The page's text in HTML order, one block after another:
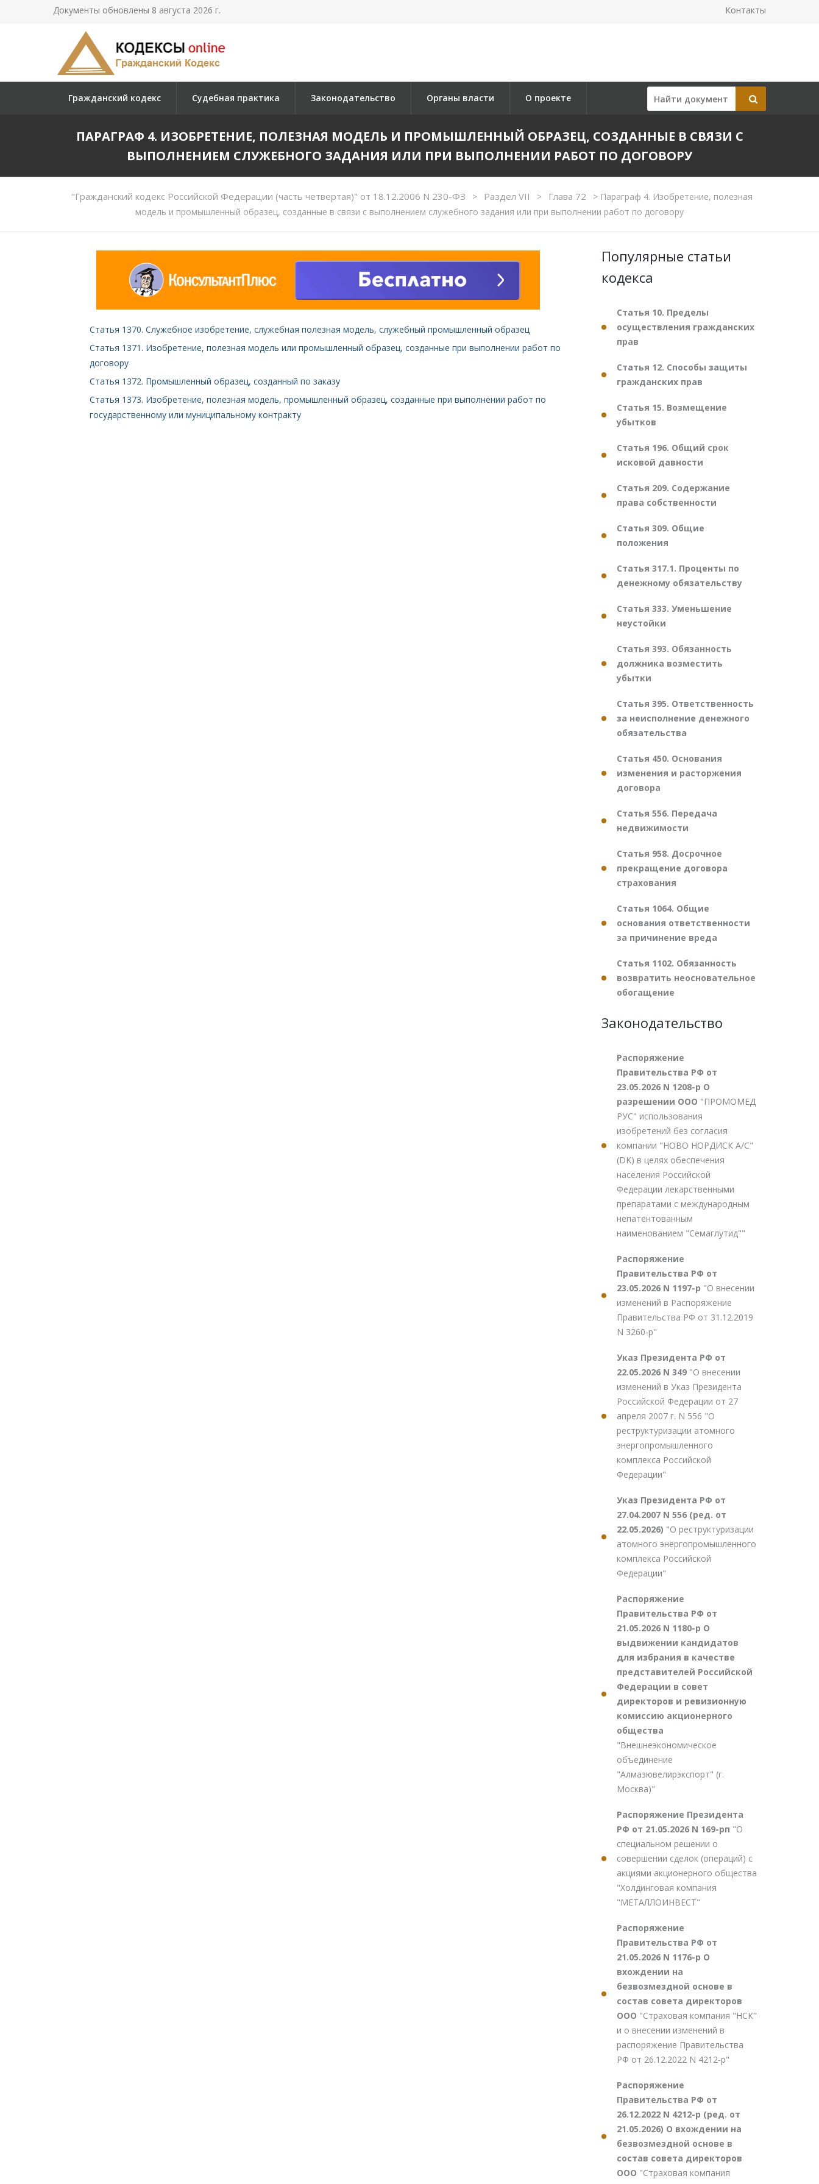
Документы обновлены 8 августа 2026 г. Контакты
Гражданский кодекс Судебная практика Законодательство Органы власти О проекте
ПАРАГРАФ 4. ИЗОБРЕТЕНИЕ, ПОЛЕЗНАЯ МОДЕЛЬ И ПРОМЫШЛЕННЫЙ ОБРАЗЕЦ, СОЗДАННЫЕ В СВЯЗИ С
ВЫПОЛНЕНИЕМ СЛУЖЕБНОГО ЗАДАНИЯ ИЛИ ПРИ ВЫПОЛНЕНИИ РАБОТ ПО ДОГОВОРУ
"Гражданский кодекс Российской Федерации (часть четвертая)" от 18.12.2006 N 230-ФЗ > Раздел VII > Глава 72 >Параграф 4. Изобретение, полезная
модель и промышленный образец, созданные в связи с выполнением служебного задания или при выполнении работ по договору
Статья 1370. Служебное изобретение, служебная полезная модель, служебный промышленный образец
Статья 1371. Изобретение, полезная модель или промышленный образец, созданные при выполнении работ по
договору
Статья 1372. Промышленный образец, созданный по заказу
Статья 1373. Изобретение, полезная модель, промышленный образец, созданные при выполнении работ по
государственному или муниципальному контракту
Популярные статьи
кодекса
Статья 10. Пределы
осуществления гражданских
прав
Статья 12. Способы защиты
гражданских прав
Статья 15. Возмещение
убытков
Статья 196. Общий срок
исковой давности
Статья 209. Содержание
права собственности
Статья 309. Общие
положения
Статья 317.1. Проценты по
денежному обязательству
Статья 333. Уменьшение
неустойки
Статья 393. Обязанность
должника возместить
убытки
Статья 395. Ответственность
за неисполнение денежного
обязательства
Статья 450. Основания
изменения и расторжения
договора
Статья 556. Передача
недвижимости
Статья 958. Досрочное
прекращение договора
страхования
Статья 1064. Общие
основания ответственности
за причинение вреда
Статья 1102. Обязанность
возвратить неосновательное
обогащение
Законодательство
Распоряжение
Правительства РФ от
23.05.2026 N 1208-р О
разрешении ООО "ПРОМОМЕД
РУС" использования
изобретений без согласия
компании "НОВО НОРДИСК А/С"
(DK) в целях обеспечения
населения Российской
Федерации лекарственными
препаратами с международным
непатентованным
наименованием "Семаглутид""
Распоряжение
Правительства РФ от
23.05.2026 N 1197-р "О внесении
изменений в Распоряжение
Правительства РФ от 31.12.2019
N 3260-р"
Указ Президента РФ от
22.05.2026 N 349 "О внесении
изменений в Указ Президента
Российской Федерации от 27
апреля 2007 г. N 556 "О
реструктуризации атомного
энергопромышленного
комплекса Российской
Федерации"
Указ Президента РФ от
27.04.2007 N 556 (ред. от
22.05.2026) "О реструктуризации
атомного энергопромышленного
комплекса Российской
Федерации"
Распоряжение
Правительства РФ от
21.05.2026 N 1180-р О
выдвижении кандидатов
для избрания в качестве
представителей Российской
Федерации в совет
директоров и ревизионную
комиссию акционерного
общества
"Внешнеэкономическое
объединение
"Алмазювелирэкспорт" (г.
Москва)"
Распоряжение Президента
РФ от 21.05.2026 N 169-рп "О
специальном решении о
совершении сделок (операций) с
акциями акционерного общества
"Холдинговая компания
"МЕТАЛЛОИНВЕСТ"
Распоряжение
Правительства РФ от
21.05.2026 N 1176-р О
вхождении на
безвозмездной основе в
состав совета директоров
ООО "Страховая компания "НСК"
и о внесении изменений в
распоряжение Правительства
РФ от 26.12.2022 N 4212-р"
Распоряжение
Правительства РФ от
26.12.2022 N 4212-р (ред. от
21.05.2026) О вхождении на
безвозмездной основе в
состав совета директоров
ООО "Страховая компания